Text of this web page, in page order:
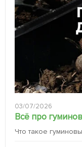
03/07/2026
Всё про
Что такое